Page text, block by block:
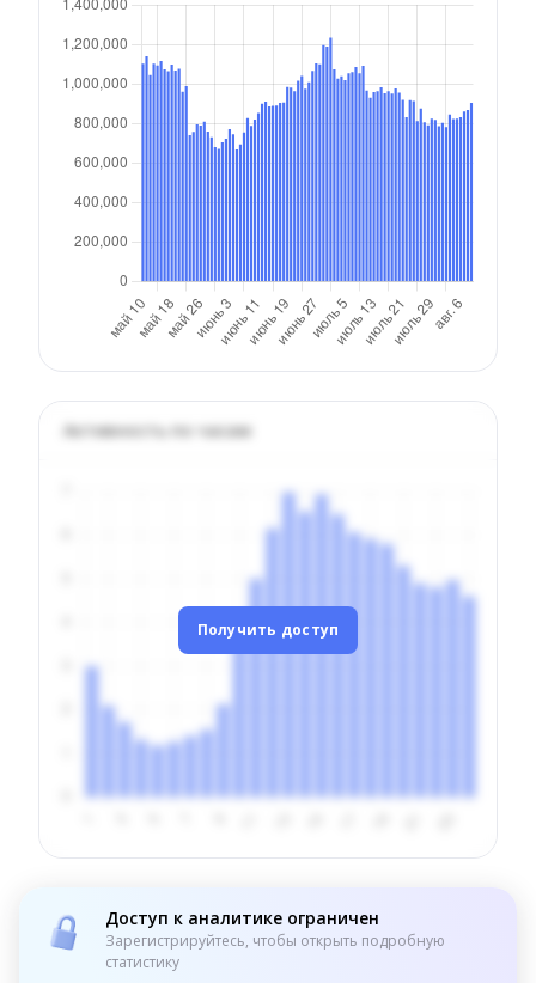
Активность по часам
Получить доступ
Доступ к аналитике ограничен
Зарегистрируйтесь, чтобы открыть подробную
статистику